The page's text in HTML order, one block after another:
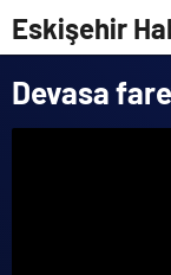
Eskişehir
Devasa